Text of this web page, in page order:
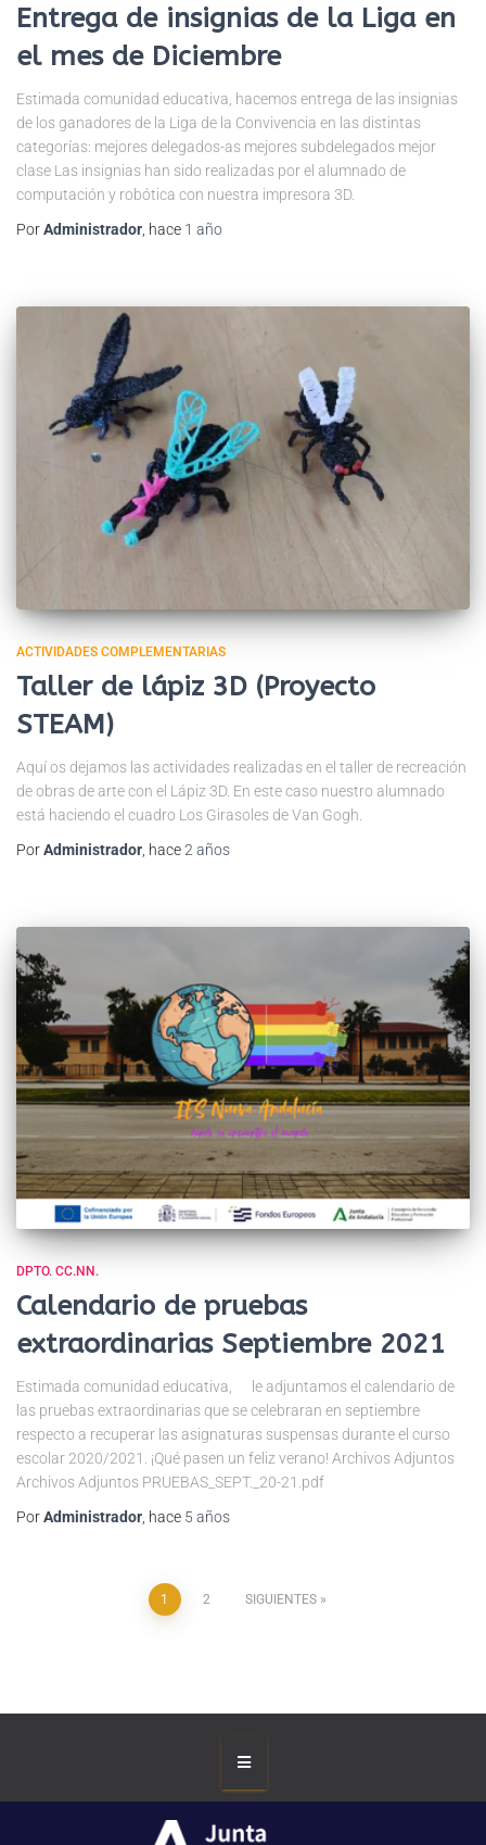
Entrega de insignias de la Liga en
el mes de Diciembre
Estimada comunidad educativa, hacemos entrega de las insignias
de los ganadores de la Liga de la Convivencia en las distintas
categorías: mejores delegados-as mejores subdelegados mejor
clase Las insignias han sido realizadas por el alumnado de
computación y robótica con nuestra impresora 3D.
PorAdministrador , hace 1 año
ACTIVIDADES COMPLEMENTARIAS
Taller de lápiz 3D (Proyecto
STEAM)
Aquí os dejamos las actividades realizadas en el taller de recreación
de obras de arte con el Lápiz 3D. En este caso nuestro alumnado
está haciendo el cuadro Los Girasoles de Van Gogh.
PorAdministrador , hace2 años
DPTO. CC.NN.
Calendario de pruebas
extraordinarias Septiembre 2021
Estimada comunidad educativa, le adjuntamos el calendario de
las pruebas extraordinarias que se celebraran en septiembre
respecto a recuperar las asignaturas suspensas durante el curso
escolar 2020/2021. ¡Qué pasen un feliz verano! Archivos Adjuntos
Archivos Adjuntos PRUEBAS_SEPT._20-21.pdf
PorAdministrador, hace 5 años
1 2 SIGUIENTES